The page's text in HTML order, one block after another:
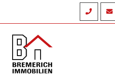
Inhalt
springen